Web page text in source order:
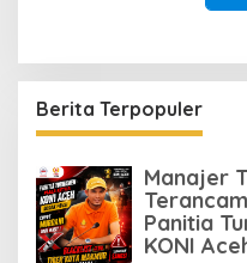
Berita Terpopuler
Manajer
Panitia
KONI